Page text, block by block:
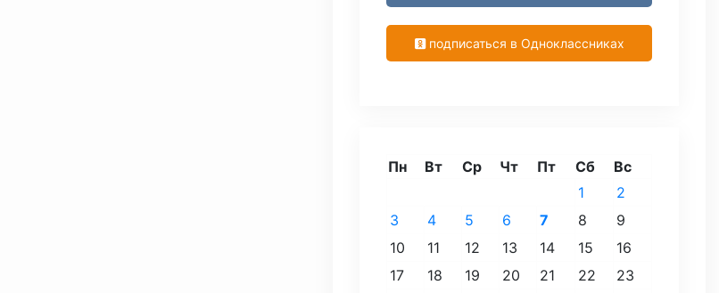
подписаться в Одноклассниках
Пн Вт Ср Чт Пт Сб Вс
1
2
3
4 5 6 7 8
9
10
11 12 13 14 15
16
17
18 19 20 21 22
23